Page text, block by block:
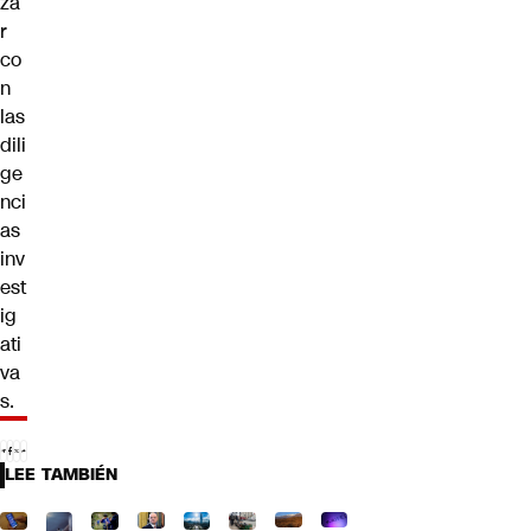
r
co
n
las
dili
ge
nci
as
inv
est
ig
ati
va
s.
LEE TAMBIÉN